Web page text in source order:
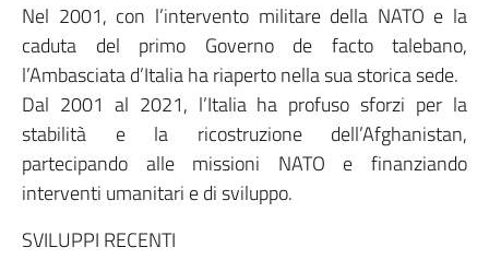
Nel 2001, con l’intervento militare della NATO e la
caduta del primo Governo de facto talebano,
l’Ambasciata d’Italia ha riaperto nella sua storica sede.
Dal 2001 al 2021, l’Italia ha profuso sforzi per la
stabilità e la ricostruzione dell’Afghanistan,
partecipando alle missioni NATO e finanziando
interventi umanitari e di sviluppo.
SVILUPPI RECENTI